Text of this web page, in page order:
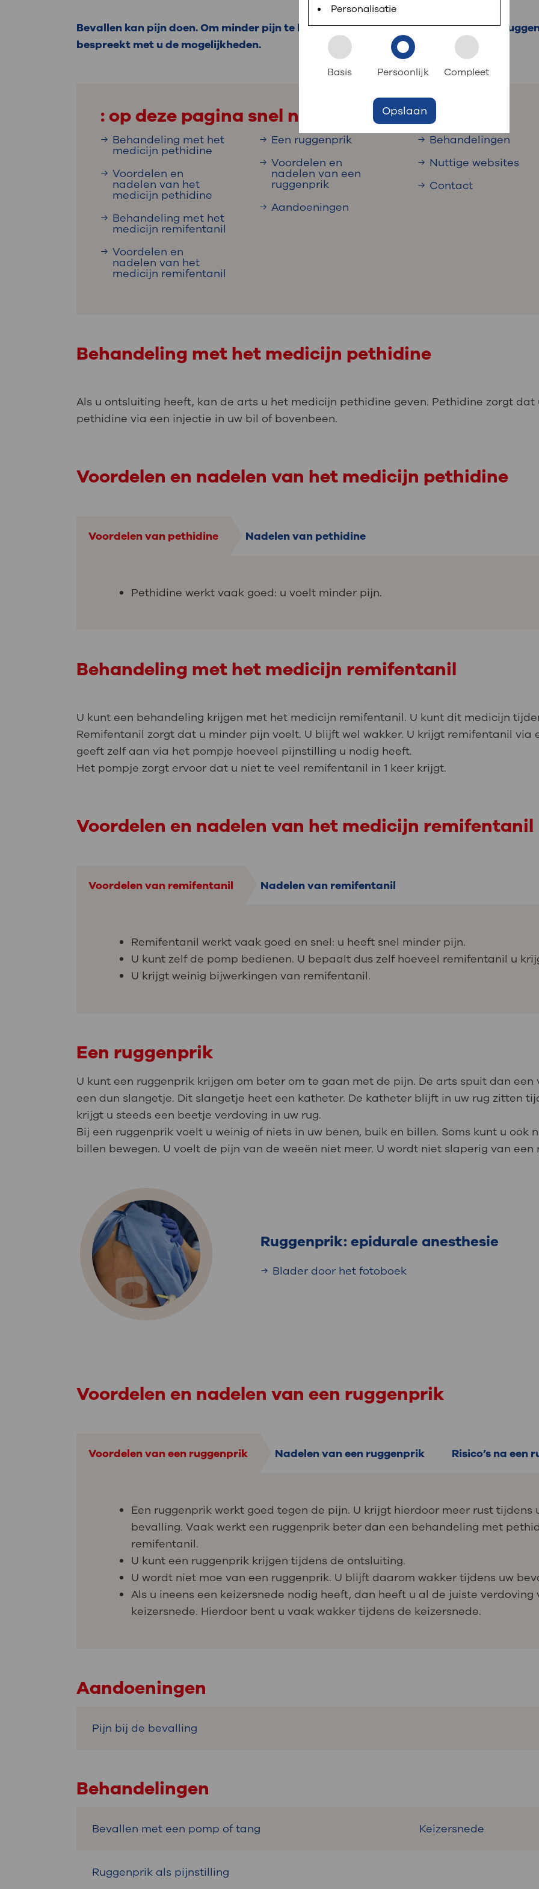
Uw bezoek aan OLVG
Uw verblijf in OLVG
Werken bij OLVG
Contact
steeds verder uit, zodat u zelf meer digitaal kunt regelen. Met MijnOLVG kunnen
we u sneller helpen.
Bevallen kan pijn doen. Om minder pijn te hebben, kunt u soms medicijnen of een
bespreekt met u de mogelijkheden.
: op deze pagina snel naar
Behandeling met het
medicijn pethidine
Voordelen en
nadelen van het
medicijn pethidine
Behandeling met het
medicijn remifentanil
Voordelen en
nadelen van het
medicijn remifentanil
Een ruggenprik
Voordelen en
nadelen van een
ruggenprik
Aandoeningen
Behandelingen
Nuttige websites
Contact
Behandeling met het medicijn pethidine
Als u ontsluiting heeft, kan de arts u het medicijn pethidine geven. Pethidine zorgt
pethidine via een injectie in uw bil of bovenbeen.
Voordelen en nadelen van het medicijn pethidine
Voordelen van pethidine Nadelen van pethidine
Pethidine werkt vaak goed: u voelt minder pijn.
Behandeling met het medicijn remifentanil
U kunt een behandeling krijgen met het medicijn remifentanil. U kunt dit medicijn
Remifentanil zorgt dat u minder pijn voelt. U blijft wel wakker. U krijgt remifentanil via
geeft zelf aan via het pompje hoeveel pijnstilling u nodig heeft.
Het pompje zorgt ervoor dat u niet te veel remifentanil in 1 keer krijgt.
Voordelen en nadelen van het medicijn remifentanil
Voordelen van remifentanil Nadelen van remifentanil
Remifentanil werkt vaak goed en snel: u heeft snel minder pijn.
U kunt zelf de pomp bedienen. U bepaalt dus zelf hoeveel remifentanil u
U krijgt weinig bijwerkingen van remifentanil.
Een ruggenprik
U kunt een ruggenprik krijgen om beter om te gaan met de pijn. De arts spuit dan
een dun slangetje. Dit slangetje heet een katheter. De katheter blijft in uw rug zitten
krijgt u steeds een beetje verdoving in uw rug.
Bij een ruggenprik voelt u weinig of niets in uw benen, buik en billen. Soms kunt u ook
billen bewegen. U voelt de pijn van de weeën niet meer. U wordt niet slaperig van een
Ruggenprik: epidurale anesthesie
Blader door het fotoboek
Voordelen en nadelen van een ruggenprik
Voordelen van een ruggenprik Nadelen van een ruggenprik Risico’s na een
Een ruggenprik werkt goed tegen de pijn. U krijgt hierdoor meer rust tijdens
bevalling. Vaak werkt een ruggenprik beter dan een behandeling met
remifentanil.
U kunt een ruggenprik krijgen tijdens de ontsluiting.
U wordt niet moe van een ruggenprik. U blijft daarom wakker tijdens uw
Als u ineens een keizersnede nodig heeft, dan heeft u al de juiste verdoving
keizersnede. Hierdoor bent u vaak wakker tijdens de keizersnede.
Aandoeningen
Pijn bij de bevalling
Behandelingen
Bevallen met een pomp of tang Keizersnede
Ruggenprik als pijnstilling
Personalisatie
Basis Persoonlijk Compleet
Opslaan